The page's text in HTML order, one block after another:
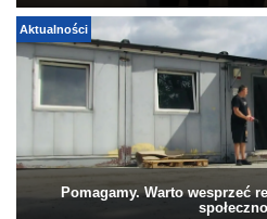
Aktualności
Pomagamy. Warto wesprzeć